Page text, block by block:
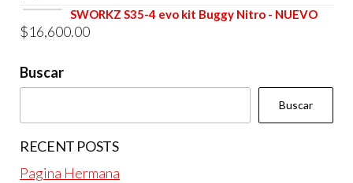
era:
$4,800.00.
es:
SWORKZ S35-4 evo kit Buggy Nitro - NUEVO
$16,600.00
Buscar
Buscar
RECENT POSTS
Pagina Hermana